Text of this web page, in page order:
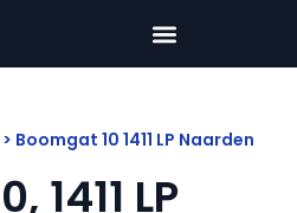
Boomgat 10 1411 LP Naarden
1411 LP